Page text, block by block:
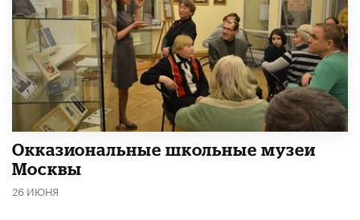
​Окказиональные школьные музеи
Москвы
26 ИЮНЯ